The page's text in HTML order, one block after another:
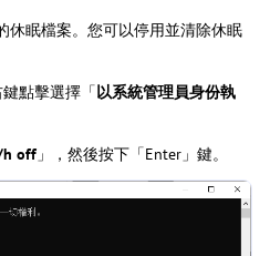
休眠檔案。您可以停用並清除休眠
鍵點擊選擇「以系統管理員身份執
h off 」，然後按下「Enter」鍵。